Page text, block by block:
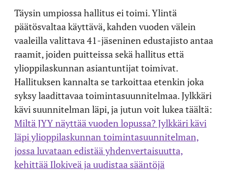
Täysin umpiossa hallitus ei toimi. Ylintä
päätösvaltaa käyttävä, kahden vuoden välein
vaaleilla valittava 41-jäseninen edustajisto antaa
raamit, joiden puitteissa sekä hallitus että
ylioppilaskunnan asiantuntijat toimivat.
Hallituksen kannalta se tarkoittaa etenkin joka
syksy laadittavaa toimintasuunnitelmaa. Jylkkäri
kävi suunnitelman läpi, ja jutun voit lukea täältä:
Miltä JYY näyttää vuoden lopussa? Jylkkäri kävi
läpi ylioppilaskunnan toimintasuunnitelman,
jossa luvataan edistää yhdenvertaisuutta,
kehittää Ilokiveä ja uudistaa sääntöjä